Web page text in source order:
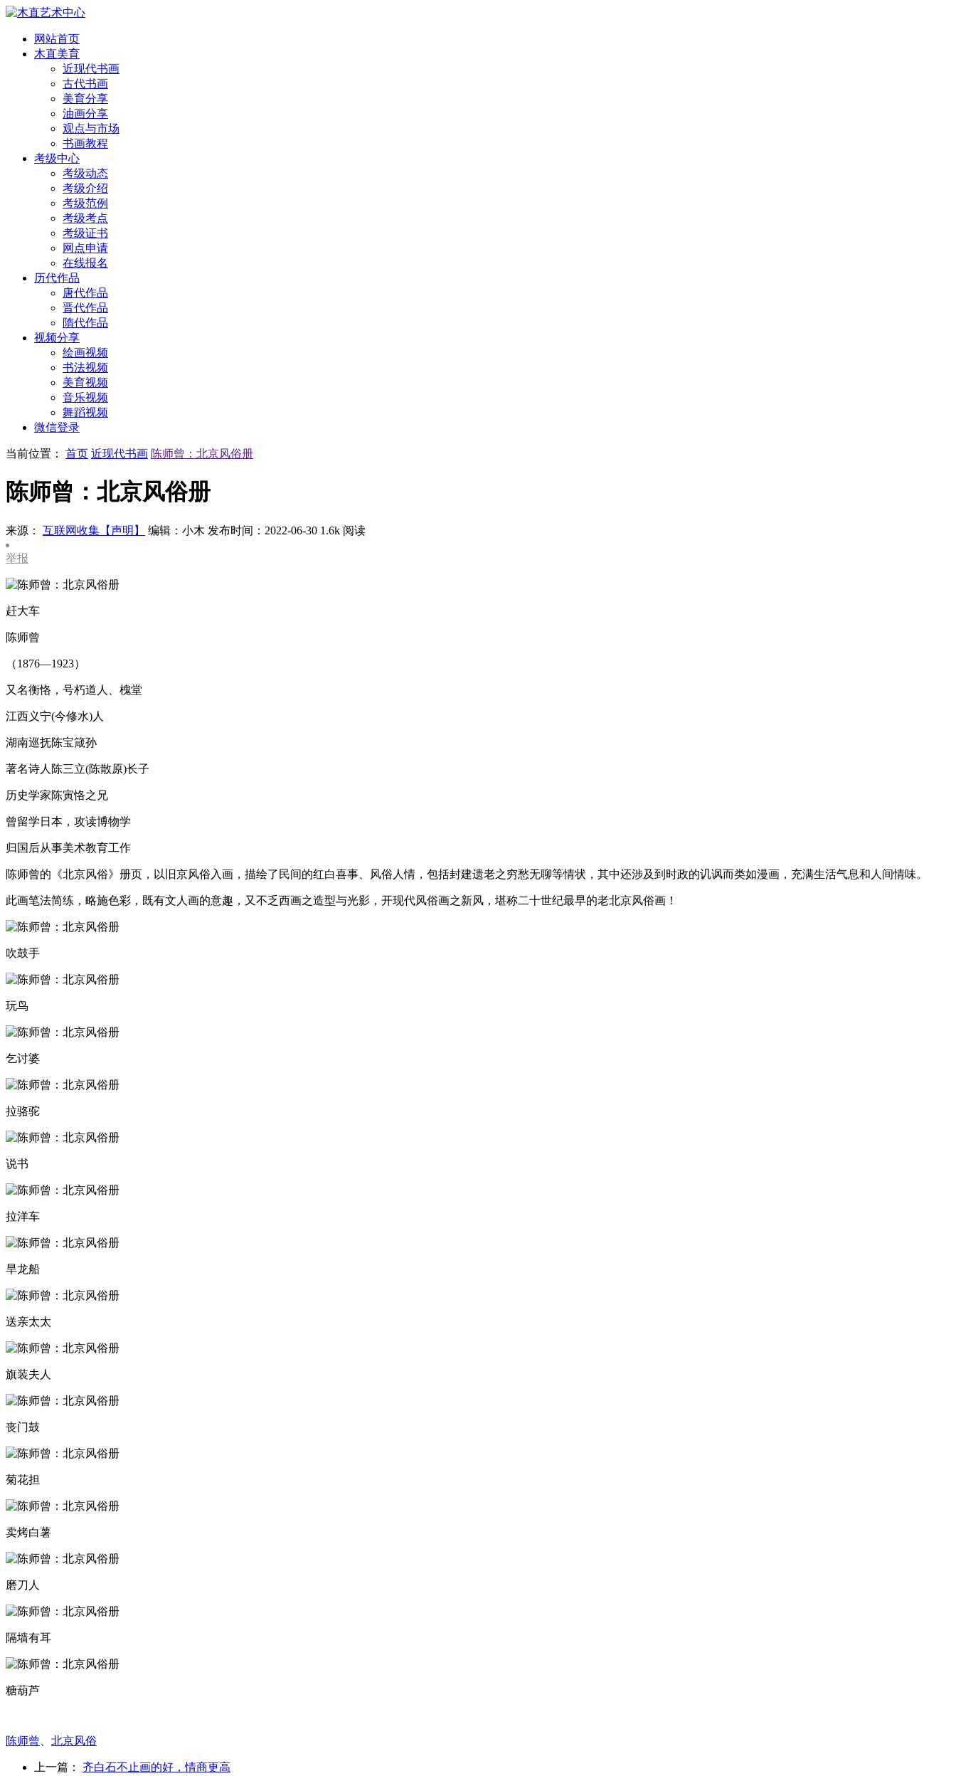
网站首页
木直美育
近现代书画
古代书画
美育分享
油画分享
观点与市场
书画教程
考级中心
考级动态
考级介绍
考级范例
考级考点
考级证书
网点申请
在线报名
历代作品
唐代作品
晋代作品
隋代作品
视频分享
绘画视频
书法视频
美育视频
音乐视频
舞蹈视频
微信登录
当前位置： 首页 近现代书画 陈师曾：北京风俗册
陈师曾：北京风俗册
来源： 互联网收集【声明】 编辑：小木 发布时间：2022-06-30 1.6k 阅读
举报
赶大车
陈师曾
（1876—1923）
又名衡恪，号朽道人、槐堂
江西义宁(今修水)人
湖南巡抚陈宝箴孙
著名诗人陈三立(陈散原)长子
历史学家陈寅恪之兄
曾留学日本，攻读博物学
归国后从事美术教育工作
陈师曾的《北京风俗》册页，以旧京风俗入画，描绘了民间的红白喜事、风俗人情，包括封建遗老之穷愁无聊等情状，其中还涉及到时政的讥讽而类如漫画，充满生活气息和人间情味。
此画笔法简练，略施色彩，既有文人画的意趣，又不乏西画之造型与光影，开现代风俗画之新风，堪称二十世纪最早的老北京风俗画！
吹鼓手
玩鸟
乞讨婆
拉骆驼
说书
拉洋车
旱龙船
送亲太太
旗装夫人
丧门鼓
菊花担
卖烤白薯
磨刀人
隔墙有耳
糖葫芦
陈师曾 北京风俗
上一篇： 齐白石不止画的好，情商更高